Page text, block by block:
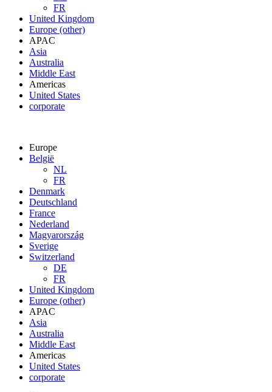
FR
United Kingdom
Europe (other)
APAC
Asia
Australia
Middle East
Americas
United States
corporate
Europe
België
NL
FR
Denmark
Deutschland
France
Nederland
Magyarország
Sverige
Switzerland
DE
FR
United Kingdom
Europe (other)
APAC
Asia
Australia
Middle East
Americas
United States
corporate